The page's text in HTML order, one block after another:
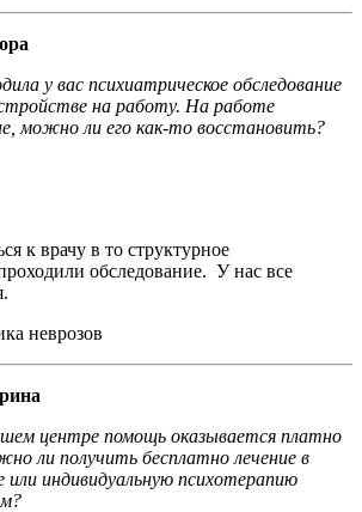
у вас психиатрическое обследование
на работу. На работе
можно ли его как-то восстановить?
к врачу в то структурное
обследование. У нас все
неврозов
центре помощь оказывается платно
ли получить бесплатно лечение в
или индивидуальную психотерапию